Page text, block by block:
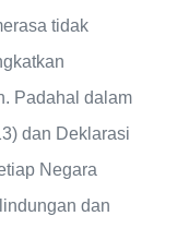
tidak
Padahal dalam
dan Deklarasi
Negara
dan